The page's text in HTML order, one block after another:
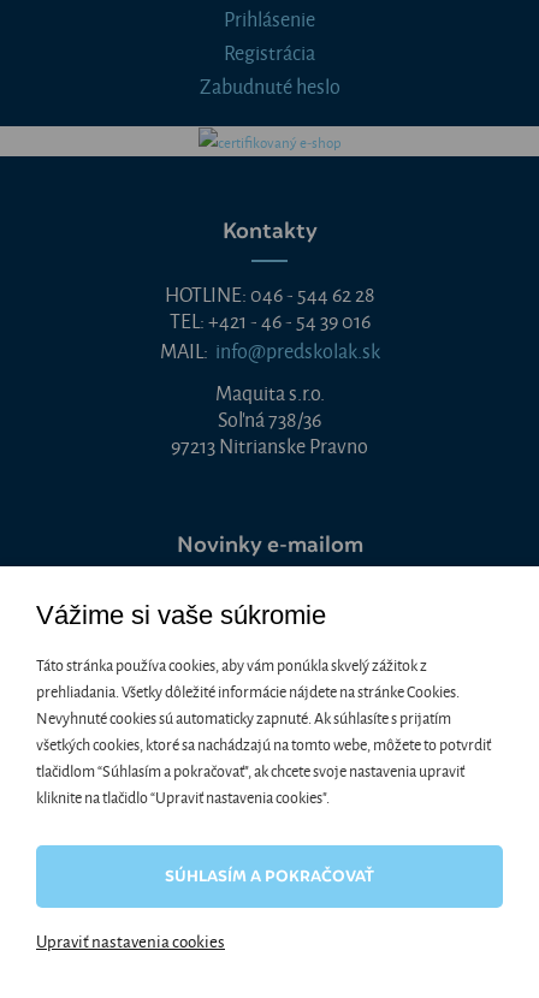
Prihlásenie
Registrácia
Zabudnuté heslo
Kontakty
HOTLINE: 046 - 544 62 28
TEL: +421 - 46 - 54 39 016
MAIL: info@predskolak.sk
Maquita s.r.o.
Soľná 738/36
97213 Nitrianske Pravno
Novinky e-mailom
Chcete byť informovaní o akciách a zľavách medzi prvými? Stačí
zadať e-mailovú adresu.
Súhlasím so spracovaním osobných údajov pre marketingové
účely. Ochrana osobných údajov
Informácie o používaní cookies
Vážime si vaše súkromie
Táto stránka používa cookies, aby vám ponúkla skvelý zážitok z
prehliadania. Všetky dôležité informácie nájdete na stránke Cookies.
Nevyhnuté cookies sú automaticky zapnuté. Ak súhlasíte s prijatím
všetkých cookies, ktoré sa nachádzajú na tomto webe, môžete to potvrdiť
tlačidlom “Súhlasím a pokračovať", ak chcete svoje nastavenia upraviť
kliknite na tlačidlo “Upraviť nastavenia cookies".
SÚHLASÍM A POKRAČOVAŤ
Upraviť nastavenia cookies